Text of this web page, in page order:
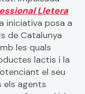
Lletera
iniciativa posa a
de Catalunya
les quals
lactis i la
el seu
agents